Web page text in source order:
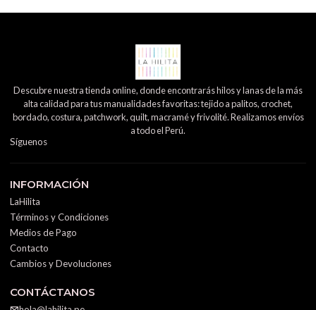
Descubre nuestra tienda online, donde encontrarás hilos y lanas de la más
alta calidad para tus manualidades favoritas: tejido a palitos, crochet,
bordado, costura, patchwork, quilt, macramé y frivolité. Realizamos envíos
a todo el Perú.
Síguenos
INFORMACIÓN
LaHilita
Términos y Condiciones
Medios de Pago
Contacto
Cambios y Devoluciones
CONTÁCTANOS